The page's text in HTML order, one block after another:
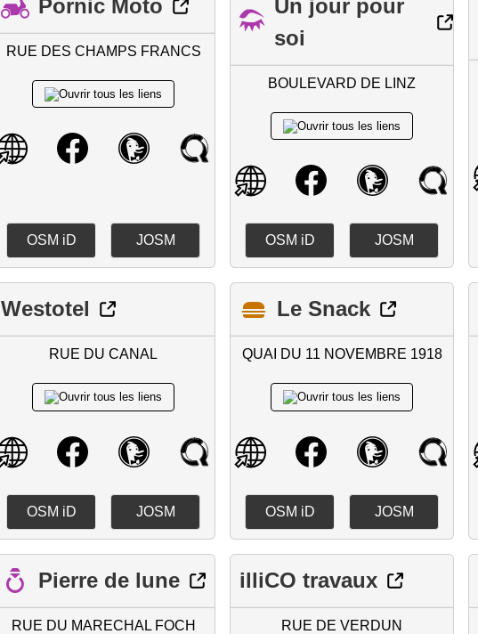
Pornic Moto
RUE DES CHAMPS FRANCS
OSM iD JOSM
Un jour pour
soi
BOULEVARD DE LINZ
OSM iD JOSM
Westotel
RUE DU CANAL
OSM iD JOSM
Le Snack
QUAI DU 11 NOVEMBRE 1918
OSM iD JOSM
Pierre de lune
RUE DU MARECHAL FOCH
illiCO travaux
RUE DE VERDUN